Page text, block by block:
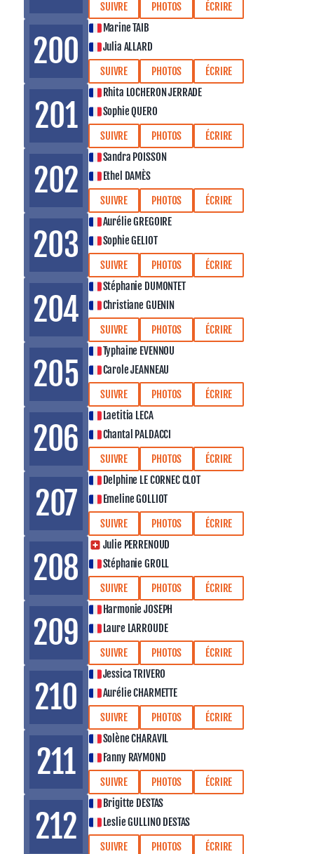
SUIVRE PHOTOS ÉCRIRE
200
Marine TAIB
Julia ALLARD
SUIVRE
PHOTOS ÉCRIRE
201
Rhita LOCHERON JERRADE
Sophie QUERO
SUIVRE
PHOTOS ÉCRIRE
202
Sandra POISSON
Ethel DAMÈS
SUIVRE
PHOTOS ÉCRIRE
203
Aurélie GREGOIRE
Sophie GELIOT
SUIVRE
PHOTOS ÉCRIRE
204
Stéphanie DUMONTET
Christiane GUENIN
SUIVRE
PHOTOS ÉCRIRE
205
Typhaine EVENNOU
Carole JEANNEAU
SUIVRE
PHOTOS ÉCRIRE
206
Laetitia LECA
Chantal PALDACCI
SUIVRE
PHOTOS ÉCRIRE
207
Delphine LE CORNEC CLOT
Emeline GOLLIOT
SUIVRE
PHOTOS ÉCRIRE
208
Julie PERRENOUD
Stéphanie GROLL
SUIVRE
PHOTOS ÉCRIRE
209
Harmonie JOSEPH
Laure LARROUDE
SUIVRE
PHOTOS ÉCRIRE
210
Jessica TRIVERO
Aurélie CHARMETTE
SUIVRE
PHOTOS ÉCRIRE
211
Solène CHARAVIL
Fanny RAYMOND
SUIVRE
PHOTOS ÉCRIRE
212
Brigitte DESTAS
Leslie GULLINO DESTAS
SUIVRE
PHOTOS ÉCRIRE